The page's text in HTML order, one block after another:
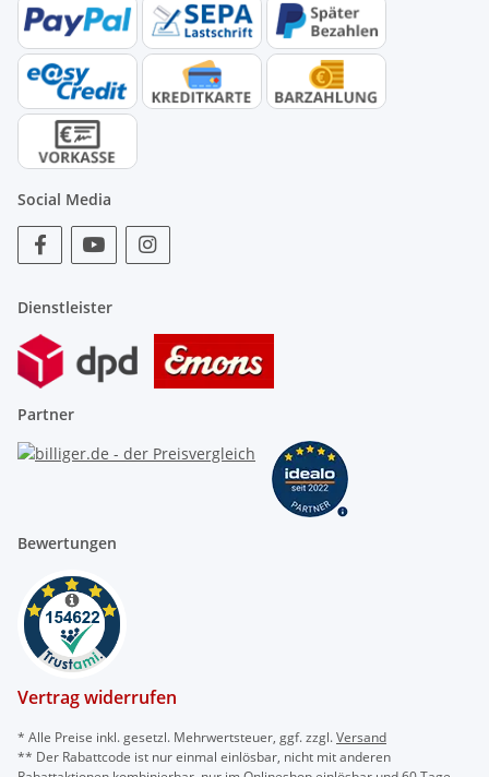
Social Media
Dienstleister
Partner
Bewertungen
Vertrag widerrufen
* Alle Preise inkl. gesetzl. Mehrwertsteuer, ggf. zzgl.Versand
** Der Rabattcode ist nur einmal einlösbar, nicht mit anderen